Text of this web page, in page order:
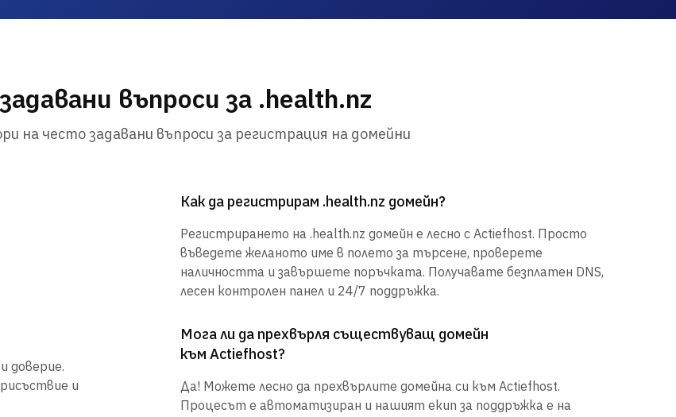
въпроси за .health.nz
на често задавани въпроси за регистрация на домейни
Как да регистрирам .health.nz домейн?
Регистрирането на .health.nz домейн е лесно с Actiefhost. Просто
въведете желаното име в полето за търсене, проверете
наличността и завършете поръчката. Получавате безплатен DNS,
лесен контролен панел и 24/7 поддръжка.
доверие.
и
Мога ли да прехвърля съществуващ домейн
към Actiefhost?
Да! Можете лесно да прехвърлите домейна си към Actiefhost.
Процесът е автоматизиран и нашият екип за поддръжка е на